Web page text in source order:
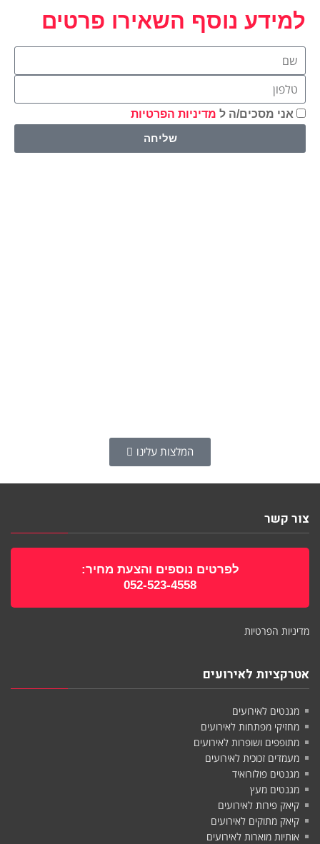
למידע נוסף השאירו פרטים
אני מסכים/ה ל מדיניות הפרטיות
שליחה
המלצות עלינו
צור קשר
לפרטים נוספים והצעת מחיר:
052-523-4558
מדיניות הפרטיות
אטרקציות לאירועים
מגנטים לאירועים
מחזיקי מפתחות לאירועים
מתופפים ושופרות לאירועים
מעמדים זכוכית לאירועים
מגנטים פולורואיד
מגנטים מעץ
קיאק פירות לאירועים
קיאק מתוקים לאירועים
אותיות מוארות לאירועים